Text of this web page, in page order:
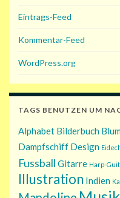
Eintrags-Feed
Kommentar-Feed
WordPress.org
TAGS BENUTZEN UM
Alphabet Bilderbuch
Dampfschiff Design
Fussball Gitarre Harp-
Illustration Indien